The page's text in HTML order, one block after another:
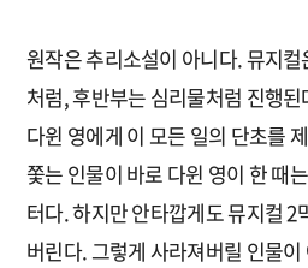
원작은 추리소설이 아니다. 뮤지
처럼, 후반부는 심리물처럼 진행
다윈 영에게 이 모든 일의 단초를
쫓는 인물이 바로 다윈 영이 한 때
터다. 하지만 안타깝게도 뮤지컬 2
버린다. 그렇게 사라져버릴 인물